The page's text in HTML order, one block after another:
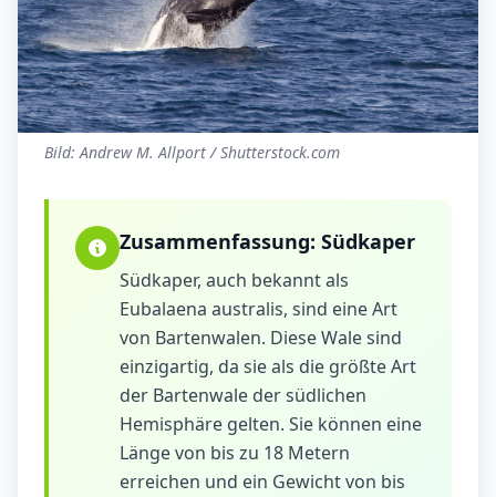
Bild: Andrew M. Allport / Shutterstock.com
Zusammenfassung: Südkaper
Südkaper, auch bekannt als
Eubalaena australis, sind eine Art
von Bartenwalen. Diese Wale sind
einzigartig, da sie als die größte Art
der Bartenwale der südlichen
Hemisphäre gelten. Sie können eine
Länge von bis zu 18 Metern
erreichen und ein Gewicht von bis